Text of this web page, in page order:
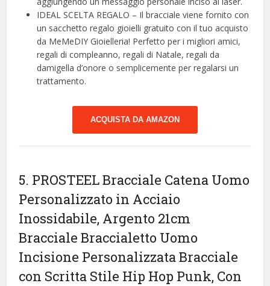
IDEAL SCELTA REGALO – Il bracciale viene fornito con
un sacchetto regalo gioielli gratuito con il tuo acquisto
da MeMeDIY Gioielleria! Perfetto per i migliori amici,
regali di compleanno, regali di Natale, regali da
damigella d’onore o semplicemente per regalarsi un
trattamento.
ACQUISTA DA AMAZON
5. PROSTEEL Bracciale Catena Uomo
Personalizzato in Acciaio
Inossidabile, Argento 21cm
Bracciale Braccialetto Uomo
Incisione Personalizzata Bracciale
con Scritta Stile Hip Hop Punk, Con